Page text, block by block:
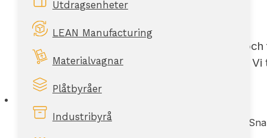
Utdragsenheter
LEAN Manufacturing
Materialvagnar
Plåtbyråer
Industribyrå
En lösning är klar först när den är installerad
och effektivt.